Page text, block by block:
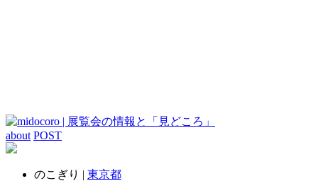
about POST
のこぎり | 東京都